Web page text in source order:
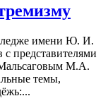
имени Ю. И.
с представителями
М.А.
темы,